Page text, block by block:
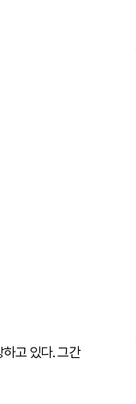
고 있다. 그간